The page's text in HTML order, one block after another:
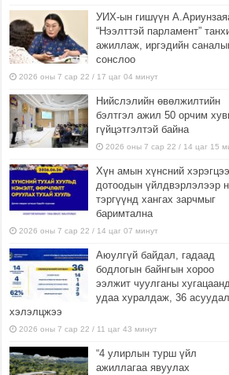
УИХ-ын гишүүн
“Нээлттэй парламент”
ажиллаж, иргэдийн
сонслоо
2026 оны 7 сар 22 / 17 цаг 04 минут
Нийслэлийн өвөлжилтийн
бэлтгэл ажил 50 орчим
гүйцэтгэлтэй байна
2026 оны 7 сар 22 / 14 цаг 15
Хүн амын хүнсний
дотоодын үйлдвэрлэлээр
тэргүүнд хангах зарчмыг
баримтална
2026 оны 7 сар 22 / 14 цаг 07 минут
Аюулгүй байдал, гадаад
бодлогын байнгын хороо
ээлжит чуулганы
удаа хуралдаж, 36 асуудал
хэлэлцжээ
2026 оны 7 сар 22 / 11 цаг 43 минут
“4 улирлын турш үйл
ажиллагаа явуулах